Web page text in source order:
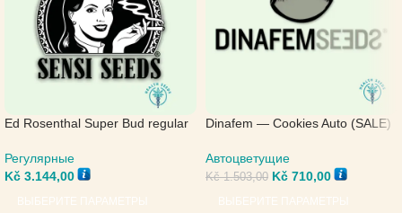
Ed Rosenthal Super Bud regular
Регулярные
Kč 3.144,00
Dinafem — Cookies Auto (SALE)
Автоцветущие
Kč1.503,00 Kč 710,00
ВЫБЕРИТЕ ПАРАМЕТРЫ